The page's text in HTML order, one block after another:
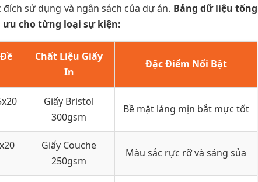
sử dụng và ngân sách của dự án. Bảng dữ liệu tổng
ưu cho từng loại sự kiện:
Chất Liệu Giấy
In
Đặc Điểm Nổi Bật
Giấy Bristol
300gsm
Bề mặt láng mịn bắt mực tốt
Giấy Couche
250gsm
Màu sắc rực rỡ và sáng sủa